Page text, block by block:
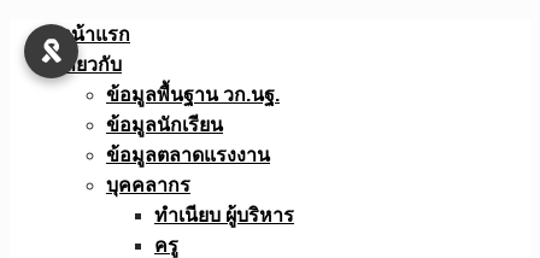
Skip
หน้าแรก
เกี่ยวกับ
ข้อมูลพื้นฐาน วก.นฐ.
ข้อมูลนักเรียน
ข้อมูลตลาดแรงงาน
บุคคลากร
ทำเนียบ ผู้บริหาร
ครู